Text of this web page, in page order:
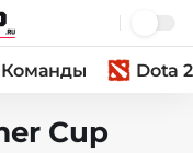
Команды Dota 2
Cup